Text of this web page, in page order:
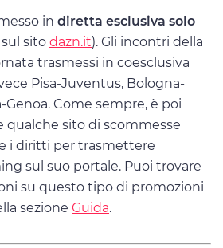
in diretta esclusiva solo
sito dazn.it). Gli incontri della
trasmessi in coesclusiva
Pisa-Juventus, Bologna-
Genoa. Come sempre, è poi
qualche sito di scommesse
i diritti per trasmettere
sul suo portale. Puoi trovare
su questo tipo di promozioni
sezione Guida.